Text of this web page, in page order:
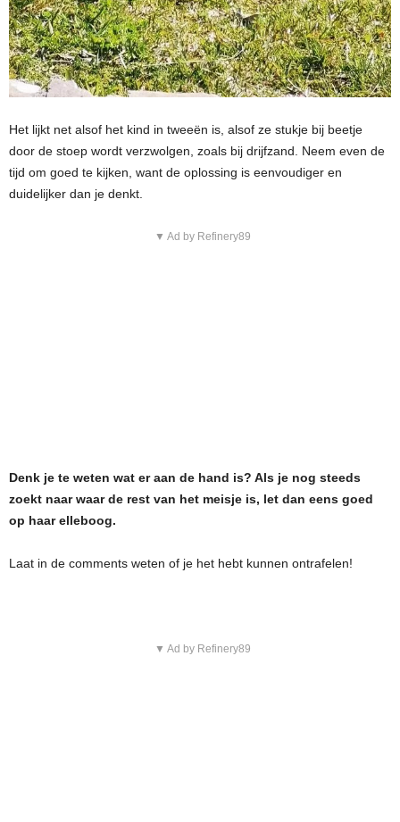
Het lijkt net alsof het kind in tweeën is, alsof ze stukje bij beetje
door de stoep wordt verzwolgen, zoals bij drijfzand. Neem even de
tijd om goed te kijken, want de oplossing is eenvoudiger en
duidelijker dan je denkt.
▼ Ad by Refinery89
Denk je te weten wat er aan de hand is? Als je nog steeds
zoekt naar waar de rest van het meisje is, let dan eens goed
op haar elleboog.
Laat in de comments weten of je het hebt kunnen ontrafelen!
▼ Ad by Refinery89